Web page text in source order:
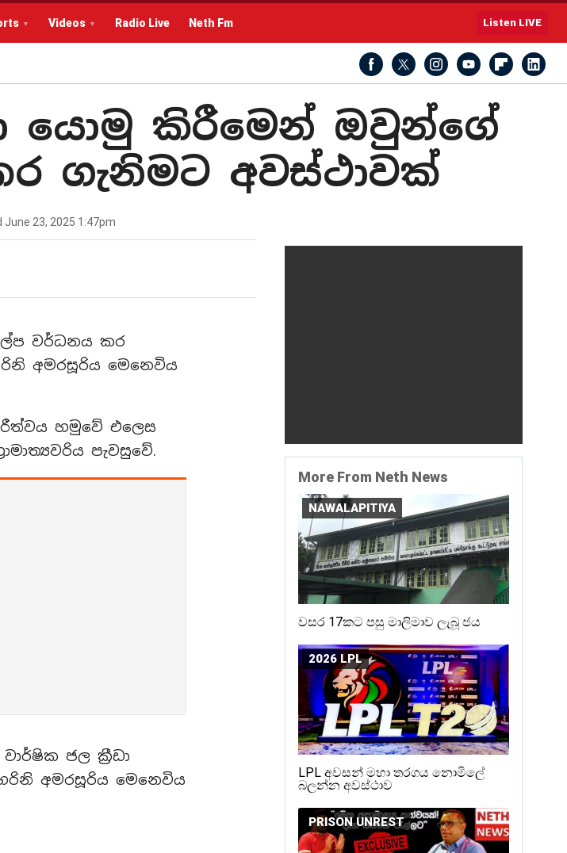
Videos Radio Live Neth Fm Listen LIVE
යොමු කිරීමෙන් ඔවුන්ගේ
ගැනිමට අවස්ථාවක්
June 23, 2025 1:47pm
වර්ධනය කර
අමරසූරිය මෙනෙවිය
හමුවේ එලෙස
පැවසුවේ.
ජල ක්‍රීඩා
අමරසූරිය මෙනෙවිය
More From Neth News
NAWALAPITIYA
වසර 17කට පසු මාලිමාව ලැබූ ජය
2026 LPL
LPL අවසන් මහා තරගය නොමිලේ
බලන්න අවස්ථාව
PRISON UNREST